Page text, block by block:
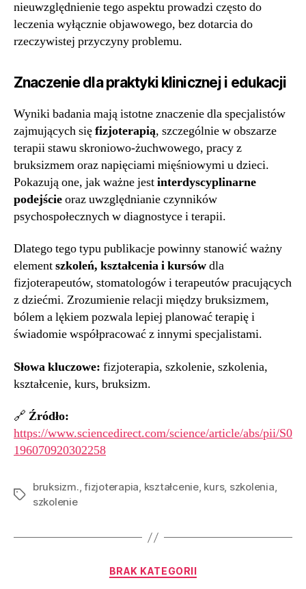
nieuwzględnienie tego aspektu prowadzi często do
leczenia wyłącznie objawowego, bez dotarcia do
rzeczywistej przyczyny problemu.
Znaczenie dla praktyki klinicznej i edukacji
Wyniki badania mają istotne znaczenie dla specjalistów
zajmujących sięfizjoterapią, szczególnie w obszarze
terapii stawu skroniowo-żuchwowego, pracy z
bruksizmem oraz napięciami mięśniowymi u dzieci.
Pokazują one, jak ważne jestinterdyscyplinarne
podejścieoraz uwzględnianie czynników
psychospołecznych w diagnostyce i terapii.
Dlatego tego typu publikacje powinny stanowić ważny
elementszkoleń, kształcenia i kursówdla
fizjoterapeutów, stomatologów i terapeutów pracujących
z dziećmi. Zrozumienie relacji między bruksizmem,
bólem a lękiem pozwala lepiej planować terapię i
świadomie współpracować z innymi specjalistami.
Słowa kluczowe: fizjoterapia, szkolenie, szkolenia,
kształcenie, kurs, bruksizm.
🔗 Źródło:
https://www.sciencedirect.com/science/article/abs/pii/S0
196070920302258
bruksizm.,fizjoterapia, kształcenie, kurs, szkolenia,
szkolenie
BRAK KATEGORII